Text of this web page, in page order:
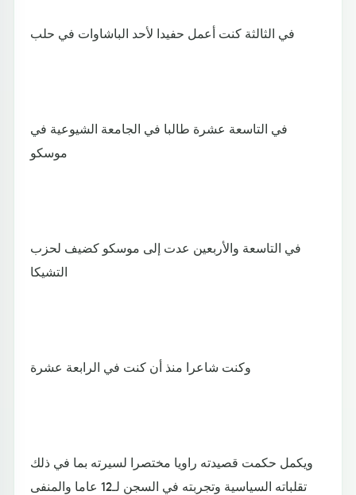
في الثالثة كنت أعمل حفيدا لأحد الباشاوات في حلب
في التاسعة عشرة طالبا في الجامعة الشيوعية في
موسكو
في التاسعة والأربعين عدت إلى موسكو كضيف لحزب
التشيكا
وكنت شاعرا منذ أن كنت في الرابعة عشرة
ويكمل حكمت قصيدته راويا مختصرا لسيرته بما في ذلك
تقلباته السياسية وتجربته في السجن لـ12 عاما والمنفى